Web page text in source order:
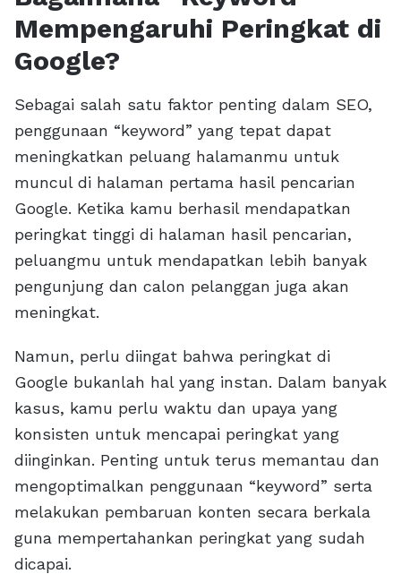
Mempengaruhi Peringkat di
Google?
Sebagai salah satu faktor penting dalam SEO,
penggunaan “keyword” yang tepat dapat
meningkatkan peluang halamanmu untuk
muncul di halaman pertama hasil pencarian
Google. Ketika kamu berhasil mendapatkan
peringkat tinggi di halaman hasil pencarian,
peluangmu untuk mendapatkan lebih banyak
pengunjung dan calon pelanggan juga akan
meningkat.
Namun, perlu diingat bahwa peringkat di
Google bukanlah hal yang instan. Dalam banyak
kasus, kamu perlu waktu dan upaya yang
konsisten untuk mencapai peringkat yang
diinginkan. Penting untuk terus memantau dan
mengoptimalkan penggunaan “keyword” serta
melakukan pembaruan konten secara berkala
guna mempertahankan peringkat yang sudah
dicapai.